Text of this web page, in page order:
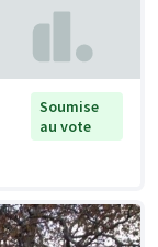
Soumise
au vote